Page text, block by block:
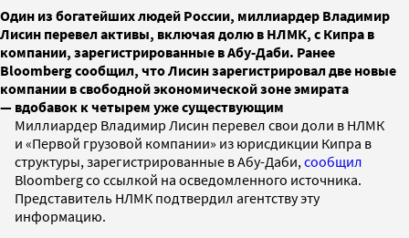
Один из богатейших людей России, миллиардер Владимир
Лисин перевел активы, включая долю в НЛМК, с Кипра в
компании, зарегистрированные в Абу-Даби. Ранее
Bloomberg сообщил, что Лисин зарегистрировал две новые
компании в свободной экономической зоне эмирата
— вдобавок к четырем уже существующим
Миллиардер Владимир Лисин перевел свои доли в НЛМК
и «Первой грузовой компании» из юрисдикции Кипра в
структуры, зарегистрированные в Абу-Даби, сообщил
Bloomberg со ссылкой на осведомленного источника.
Представитель НЛМК подтвердил агентству эту
информацию.